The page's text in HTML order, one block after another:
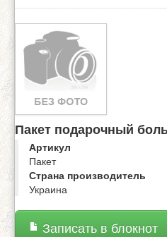
Пакет подарочный
Артикул
Пакет
Страна производитель
Украина
Записать в блокнот